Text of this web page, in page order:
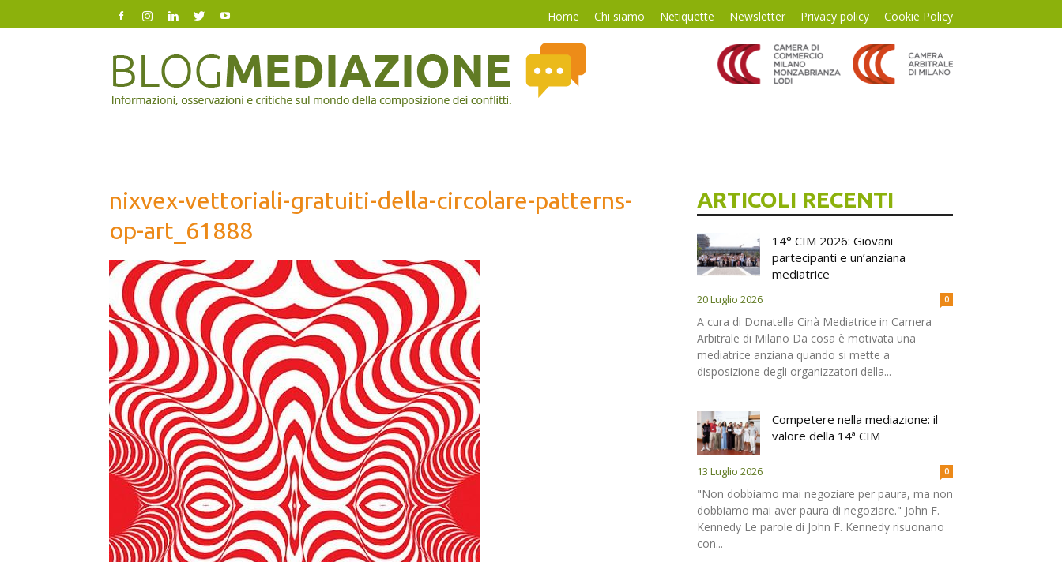
Home Chi siamo Netiquette Newsletter Privacy policy Cookie Policy
Mediazione
nixvex-vettoriali-gratuiti-della-circolare-patterns-
op-art_61888
ARTICOLI RECENTI
14° CIM 2026: Giovani
partecipanti e un’anziana
mediatrice
20 Luglio 2026 0
A cura di Donatella Cinà Mediatrice in Camera
Arbitrale di Milano Da cosa è motivata una
mediatrice anziana quando si mette a
disposizione degli organizzatori della...
Competere nella mediazione: il
valore della 14ª CIM
13 Luglio 2026 0
"Non dobbiamo mai negoziare per paura, ma non
dobbiamo mai aver paura di negoziare." John F.
Kennedy Le parole di John F. Kennedy risuonano
con...